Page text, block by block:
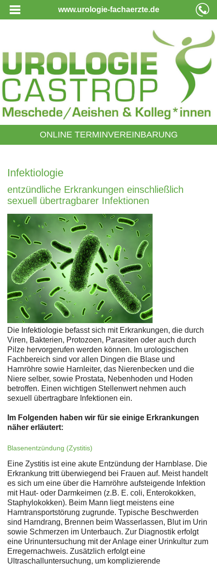
www.urologie-fachaerzte.de
ONLINE TERMINVEREINBARUNG
Infektiologie
entzündliche Erkrankungen einschließlich
sexuell übertragbarer Infektionen
Die Infektiologie befasst sich mit Erkrankungen, die durch
Viren, Bakterien, Protozoen, Parasiten oder auch durch
Pilze hervorgerufen werden können. Im urologischen
Fachbereich sind vor allen Dingen die Blase und
Harnröhre sowie Harnleiter, das Nierenbecken und die
Niere selber, sowie Prostata, Nebenhoden und Hoden
betroffen. Einen wichtigen Stellenwert nehmen auch
sexuell übertragbare Infektionen ein.
Im Folgenden haben wir für sie einige Erkrankungen
näher erläutert:
Blasenentzündung (Zystitis)
Eine Zystitis ist eine akute Entzündung der Harnblase. Die
Erkrankung tritt überwiegend bei Frauen auf. Meist handelt
es sich um eine über die Harnröhre aufsteigende Infektion
mit Haut- oder Darmkeimen (z.B. E. coli, Enterokokken,
Staphylokokken). Beim Mann liegt meistens eine
Harntransportstörung zugrunde. Typische Beschwerden
sind Harndrang, Brennen beim Wasserlassen, Blut im Urin
sowie Schmerzen im Unterbauch. Zur Diagnostik erfolgt
eine Urinuntersuchung mit der Anlage einer Urinkultur zum
Erregernachweis. Zusätzlich erfolgt eine
Ultraschalluntersuchung, um komplizierende